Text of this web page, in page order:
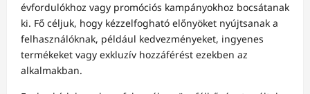
évfordulókhoz vagy promóciós kampányokhoz bocsátanak
ki. Fő céljuk, hogy kézzelfogható előnyöket nyújtsanak a
felhasználóknak, például kedvezményeket, ingyenes
termékeket vagy exkluzív hozzáférést ezekben az
alkalmakban.